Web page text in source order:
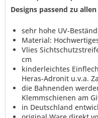
Designs passend zu
sehr hohe UV-
Material:
Vlies
cm
kinderleichtes
Heras-Adronit u.v.a.
die Bahnenden
Klemmschienen am
in Deutschland